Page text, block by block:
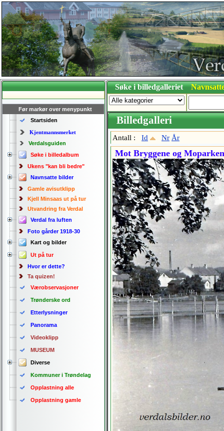
Før markør over menypunkt
Startsiden
Kjentmannsmerket
Verdalsguiden
Søke i billedalbum
Ukens "kan bli bedre"
Navnsatte bilder
Gamle avisutklipp
Kjell Minsaas ut på tur
Utvandring fra Verdal
Verdal fra luften
Foto gårder 1918-30
Kart og bilder
Ut på tur
Hvor er dette?
Ta quizen!
Værobservasjoner
Trønderske ord
Etterlysninger
Panorama
Videoklipp
MUSEUM
Diverse
Kommuner i Trøndelag
Opplastning alle
Opplastning gamle
Søke i billedgalleriet
Billedgalleri
Antall : Id Nr År
Mot Bryggene og